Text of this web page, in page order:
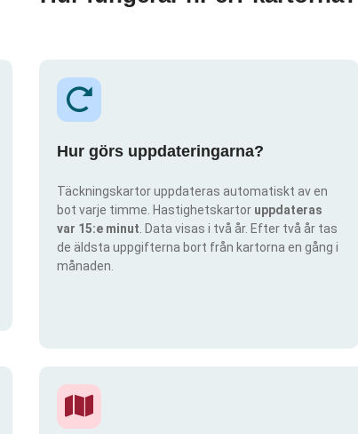
Hur görs uppdateringarna?
Täckningskartor uppdateras automatiskt av en
bot varje timme. Hastighetskartor uppdateras
var 15:e minut . Data visas i två år. Efter två år tas
de äldsta uppgifterna bort från kartorna en gång i
månaden.